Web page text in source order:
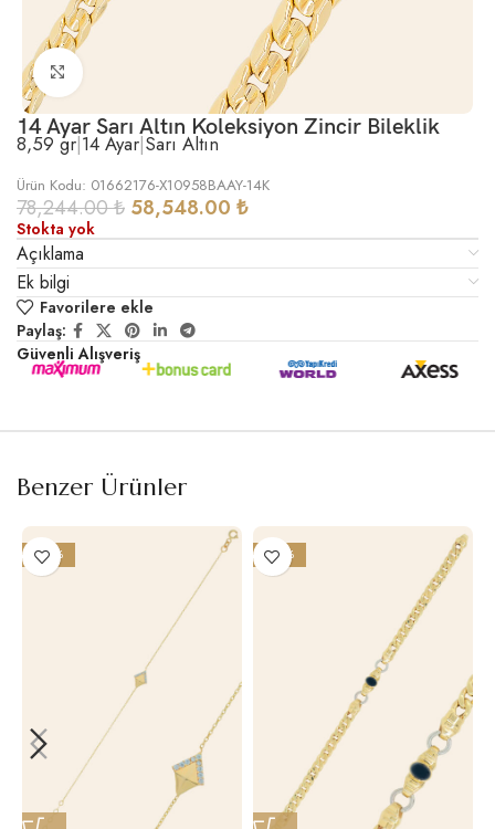
Büyütmek için tıklayın
14 Ayar Sarı Altın Koleksiyon Zincir Bileklik
8,59 gr|14 Ayar|Sarı Altın
Ürün Kodu: 01662176-X10958BAAY-14K
78,244.00₺ 58,548.00 ₺
Stokta yok
Açıklama
Ek bilgi
Favorilere ekle
Paylaş:
Güvenli Alışveriş
Benzer Ürünler
-20% -26%